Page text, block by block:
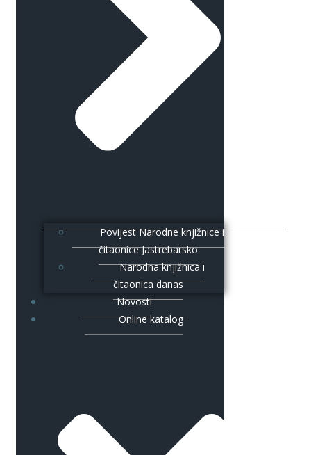
Povijest Narodne knjižnice i
čitaonice Jastrebarsko
Narodna knjižnica i
čitaonica danas
Novosti
Online katalog